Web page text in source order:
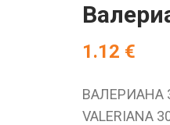
1.12 €
ВАЛЕРИАНА
VALERIANA